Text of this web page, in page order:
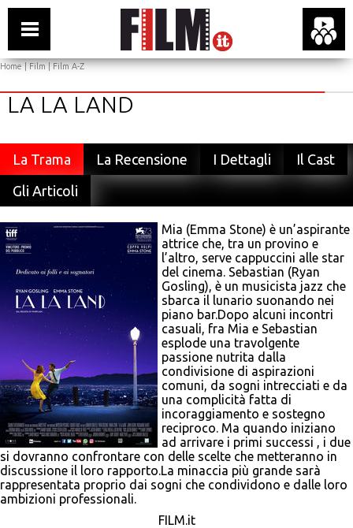
Home|Film|Film A-Z
LA LA LAND
La Trama La Recensione I Dettagli
Il Cast
Gli Articoli
Mia (Emma Stone) è un’aspirante
attrice che, tra un provino e
l’altro, serve cappuccini alle star
del cinema. Sebastian (Ryan
Gosling), è un musicista jazz che
sbarca il lunario suonando nei
piano bar.Dopo alcuni incontri
casuali, fra Mia e Sebastian
esplode una travolgente
passione nutrita dalla
condivisione di aspirazioni
comuni, da sogni intrecciati e da
una complicità fatta di
incoraggiamento e sostegno
reciproco. Ma quando iniziano
ad arrivare i primi successi , i due
si dovranno confrontare con delle scelte che metteranno in
discussione il loro rapporto.La minaccia più grande sarà
rappresentata proprio dai sogni che condividono e dalle loro
ambizioni professionali.
FILM.it